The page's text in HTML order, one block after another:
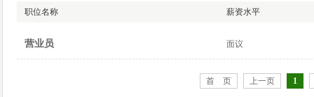
职位名称 薪资水平
营业员 面议
首 页 上一页 1